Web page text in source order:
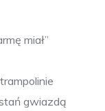
miał”
gwiazdą